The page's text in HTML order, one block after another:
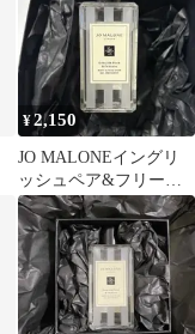
¥2,150
JO MALONEイングリ
ッシュペア&フリージ
アボディ&ハンドウッ
シュ新品